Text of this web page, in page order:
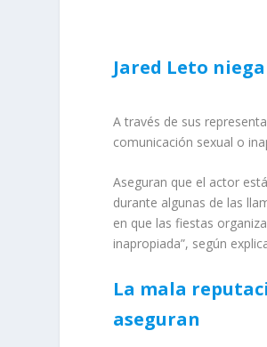
Jared Leto
A través de sus
comunicación sexual o
Aseguran que el actor
durante algunas de las
en que las fiestas
inapropiada”, según
La mala
aseguran